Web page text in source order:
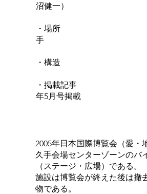
沼健一）
・場所 愛知
手
・構造 S
・掲載記事 新建
年5月号掲載
2005年日本国際博覧会（愛・
久手会場センターゾーンのバ
（ステージ・広場）である。
施設は博覧会が終えた後は撤
物である。